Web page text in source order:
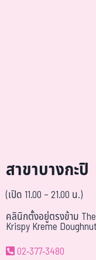
สาขาบางกะปิ
(เปิด 11.00 – 21.00 น.)
คลินิกตั้งอยู่ตรงข้าม
Krispy Kreme
02-377-3480